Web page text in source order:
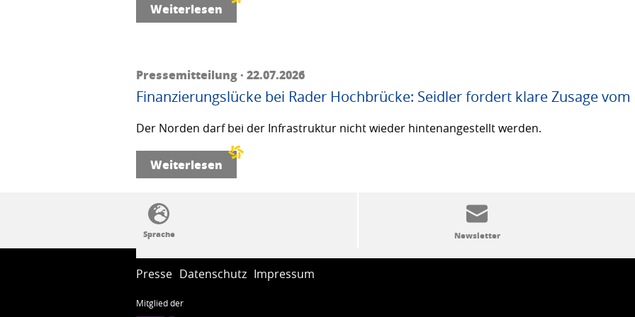
Weiterlesen
Pressemitteilung · 22.07.2026
Finanzierungslücke bei Rader Hochbrücke: Seidler fordert klare Zusage
Der Norden darf bei der Infrastruktur nicht wieder hintenangestellt werden.
Weiterlesen
SSW-Politik von A bis Z
Presse Datenschutz Impressum
Mitglied der